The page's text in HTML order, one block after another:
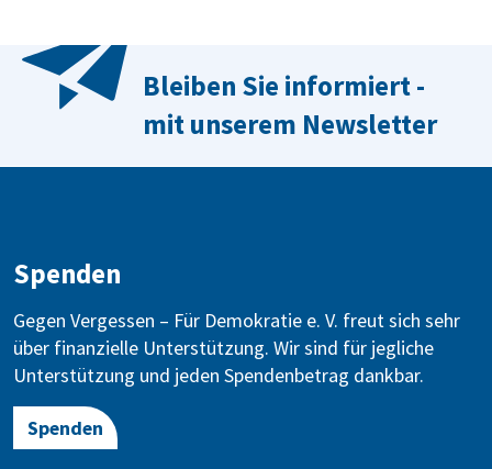
Bleiben Sie informiert -
mit unserem Newsletter
Spenden
Gegen Vergessen – Für Demokratie e. V. freut sich sehr
über finanzielle Unterstützung. Wir sind für jegliche
Unterstützung und jeden Spendenbetrag dankbar.
Spenden